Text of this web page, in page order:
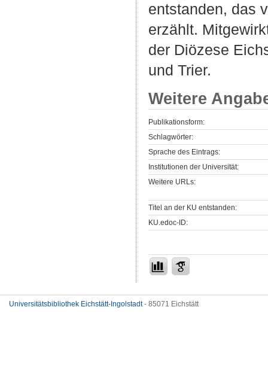
entstanden, das
erzählt.
der Diözese
und Trier.
Weitere
Publikationsform:
Schlagwörter:
Sprache des Eintrags:
Institutionen der Universität:
Weitere URLs:
Titel an der KU entstanden:
KU.edoc-ID:
Universitätsbibliothek Eichstätt-Ingolstadt- 85071 Eichstätt